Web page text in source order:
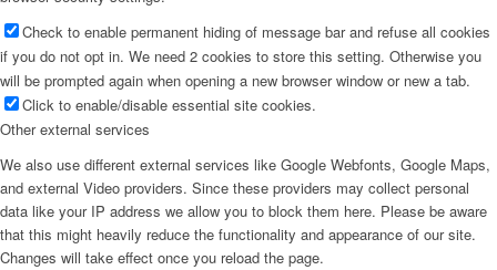
Check to enable permanent hiding of message bar and refuse all cookies
if you do not opt in. We need 2 cookies to store this setting. Otherwise you
will be prompted again when opening a new browser window or new a tab.
Click to enable/disable essential site cookies.
Other external services
We also use different external services like Google Webfonts, Google Maps,
and external Video providers. Since these providers may collect personal
data like your IP address we allow you to block them here. Please be aware
that this might heavily reduce the functionality and appearance of our site.
Changes will take effect once you reload the page.